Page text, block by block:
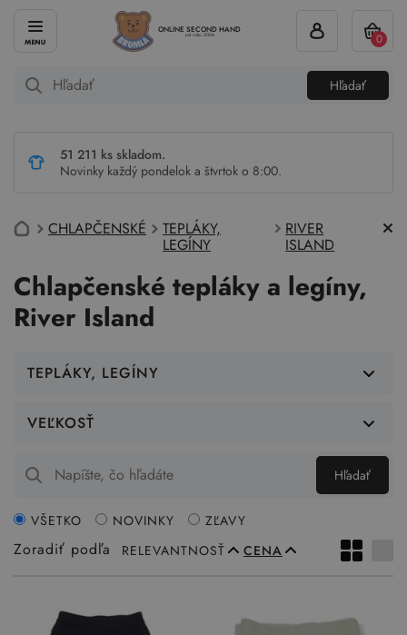
ONLINE SECOND HAND
od roku 2004
Hľadať
0
51 211 ks skladom.
Novinky každý pondelok a štvrtok o 8:00.
CHLAPČENSKÉ TEPLÁKY,
LEGÍNY
RIVER
ISLAND
Chlapčenské tepláky a legíny,
River Island
TEPLÁKY, LEGÍNY
VEĽKOSŤ
Hľadať
Zoradiť podľa RELEVANTNOSŤ CENA
VŠETKO NOVINKY ZĽAVY